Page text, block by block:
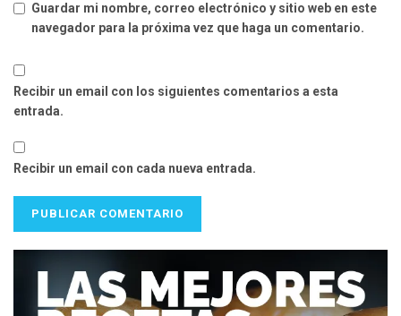
Guardar mi nombre, correo electrónico y sitio web en este
navegador para la próxima vez que haga un comentario.
Recibir un email con los siguientes comentarios a esta
entrada.
Recibir un email con cada nueva entrada.